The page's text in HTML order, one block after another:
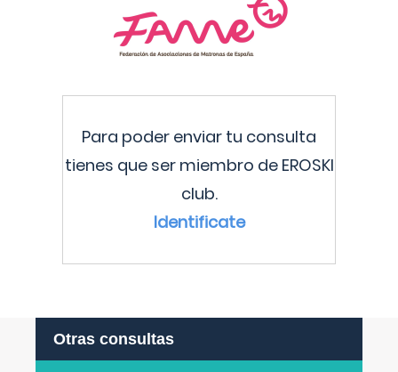
Para poder enviar tu consulta
tienes que ser miembro de EROSKI
club.
Identificate
Otras consultas